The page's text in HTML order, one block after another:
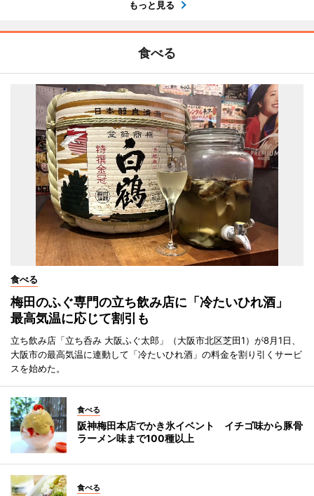
もっと見る
食べる
食べる
梅田のふぐ専門の立ち飲み店に「冷たいひれ酒」
最高気温に応じて割引も
立ち飲み店「立ち呑み 大阪ふぐ太郎」（大阪市北区芝田1）が8月1日、
大阪市の最高気温に連動して「冷たいひれ酒」の料金を割り引くサービ
スを始めた。
食べる
阪神梅田本店でかき氷イベント イチゴ味から豚骨
ラーメン味まで100種以上
食べる